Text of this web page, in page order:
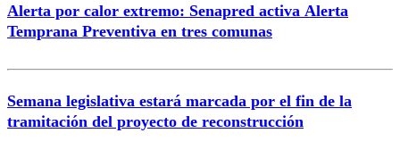
Alerta por calor extremo: Senapred activa Alerta
Temprana Preventiva en tres comunas
Semana legislativa estará marcada por el fin de la
tramitación del proyecto de reconstrucción